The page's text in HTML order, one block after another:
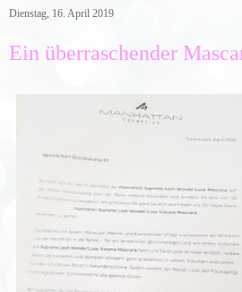
Dienstag, 16. April 2019
Ein überraschender